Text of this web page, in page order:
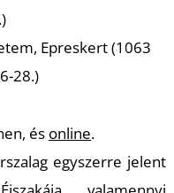
Epreskert (1063
28.)
és online.
egyszerre jelent